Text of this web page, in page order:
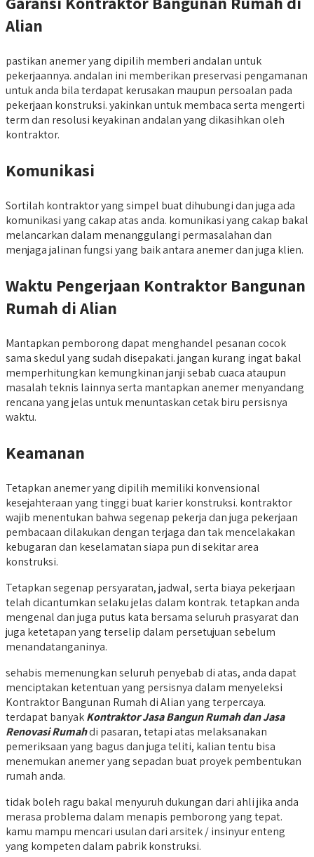
Alian
pastikan anemer yang dipilih memberi andalan untuk
pekerjaannya. andalan ini memberikan preservasi pengamanan
untuk anda bila terdapat kerusakan maupun persoalan pada
pekerjaan konstruksi. yakinkan untuk membaca serta mengerti
term dan resolusi keyakinan andalan yang dikasihkan oleh
kontraktor.
Komunikasi
Sortilah kontraktor yang simpel buat dihubungi dan juga ada
komunikasi yang cakap atas anda. komunikasi yang cakap bakal
melancarkan dalam menanggulangi permasalahan dan
menjaga jalinan fungsi yang baik antara anemer dan juga klien.
Waktu Pengerjaan Kontraktor Bangunan
Rumah di Alian
Mantapkan pemborong dapat menghandel pesanan cocok
sama skedul yang sudah disepakati. jangan kurang ingat bakal
memperhitungkan kemungkinan janji sebab cuaca ataupun
masalah teknis lainnya serta mantapkan anemer menyandang
rencana yang jelas untuk menuntaskan cetak biru persisnya
waktu.
Keamanan
Tetapkan anemer yang dipilih memiliki konvensional
kesejahteraan yang tinggi buat karier konstruksi. kontraktor
wajib menentukan bahwa segenap pekerja dan juga pekerjaan
pembacaan dilakukan dengan terjaga dan tak mencelakakan
kebugaran dan keselamatan siapa pun di sekitar area
konstruksi.
Tetapkan segenap persyaratan, jadwal, serta biaya pekerjaan
telah dicantumkan selaku jelas dalam kontrak. tetapkan anda
mengenal dan juga putus kata bersama seluruh prasyarat dan
juga ketetapan yang terselip dalam persetujuan sebelum
menandatanganinya.
sehabis memenungkan seluruh penyebab di atas, anda dapat
menciptakan ketentuan yang persisnya dalam menyeleksi
Kontraktor Bangunan Rumah di Alian yang terpercaya.
terdapat banyakKontraktor Jasa Bangun Rumah dan Jasa
Renovasi Rumahdi pasaran, tetapi atas melaksanakan
pemeriksaan yang bagus dan juga teliti, kalian tentu bisa
menemukan anemer yang sepadan buat proyek pembentukan
rumah anda.
tidak boleh ragu bakal menyuruh dukungan dari ahli jika anda
merasa problema dalam menapis pemborong yang tepat.
kamu mampu mencari usulan dari arsitek / insinyur enteng
yang kompeten dalam pabrik konstruksi.